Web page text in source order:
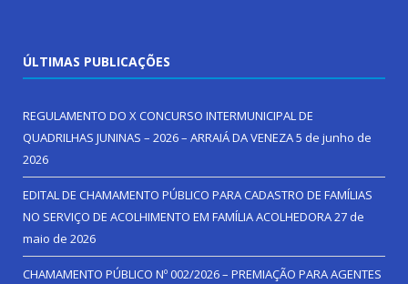
ÚLTIMAS PUBLICAÇÕES
REGULAMENTO DO X CONCURSO INTERMUNICIPAL DE
QUADRILHAS JUNINAS – 2026 – ARRAIÁ DA VENEZA5 de junho de
2026
EDITAL DE CHAMAMENTO PÚBLICO PARA CADASTRO DE FAMÍLIAS
NO SERVIÇO DE ACOLHIMENTO EM FAMÍLIA ACOLHEDORA27 de
maio de 2026
CHAMAMENTO PÚBLICO Nº 002/2026 – PREMIAÇÃO PARA AGENTES